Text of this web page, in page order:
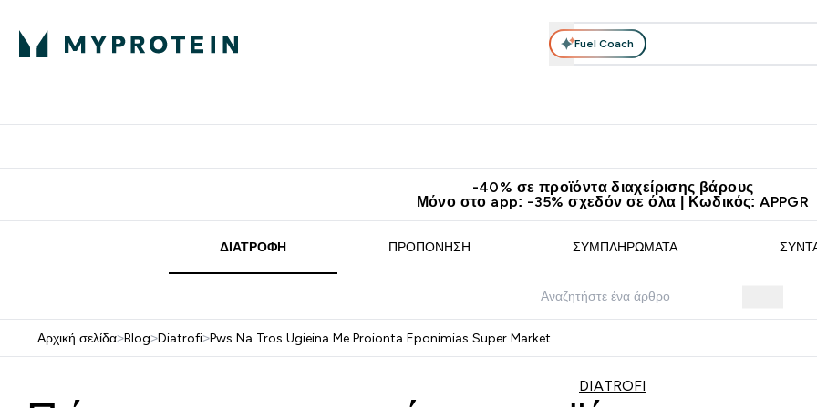
Fuel Coach
-40% σε προϊόντα διαχείρισης βάρους
Μόνο στο app: -35% σχεδόν σε όλα | Κωδικός: APPGR
ΔΙΑΤΡΟΦΉ ΠΡΟΠΌΝΗΣΗ ΣΥΜΠΛΗΡΏΜΑΤΑ
Αρχική σελίδα>Blog>Diatrofi>Pws Na Tros Ugieina Me Proionta Eponimias Super Market
DIATROFI